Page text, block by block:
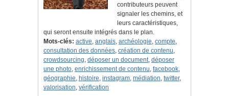
contributeurs peuvent
signaler les chemins, et
leurs caractéristiques,
qui seront ensuite intégrés dans le plan.
Mots-clés: active, anglais, archéologie, compte,
consultation des données, création de contenu,
crowdsourcing, déposer un document, déposer
une photo, enrichissement de contenu, facebook,
géographie, histoire, instagram, médiation, twitter,
valorisation, vérification